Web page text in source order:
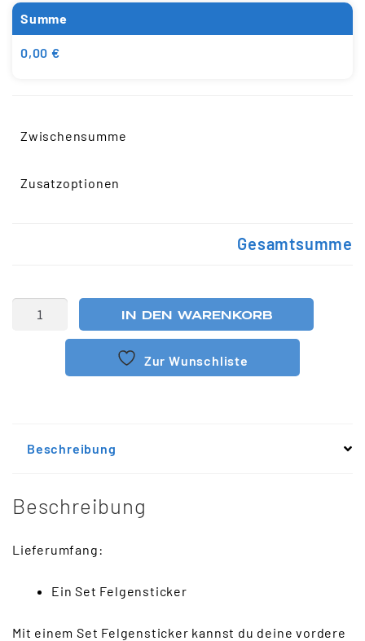
Summe
0,00 €
Zwischensumme
Zusatzoptionen
Gesamtsumme
IN DEN WARENKORB
Zur Wunschliste
Beschreibung
Beschreibung
Lieferumfang:
Ein Set Felgensticker
Mit einem Set Felgensticker kannst du deine vordere